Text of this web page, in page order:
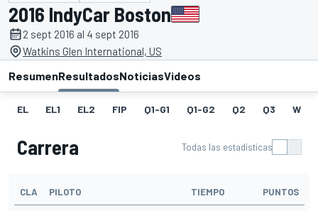
2016 IndyCar Boston
2 sept 2016 al 4 sept 2016
Watkins Glen International, US
ResumenResultadosNoticiasVideos
EL EL1 EL2 FIP Q1-G1 Q1-G2 Q2 Q3 W
Carrera Todas las estadísticas
CLA PILOTO TIEMPO PUNTOS